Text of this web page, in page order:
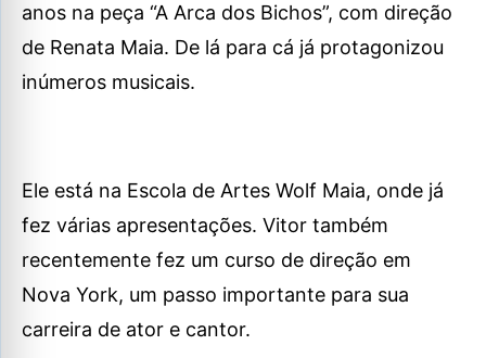
anos na peça “A Arca dos Bichos”, com direção
de Renata Maia. De lá para cá já protagonizou
inúmeros musicais.
Ele está na Escola de Artes Wolf Maia, onde já
fez várias apresentações. Vitor também
recentemente fez um curso de direção em
Nova York, um passo importante para sua
carreira de ator e cantor.